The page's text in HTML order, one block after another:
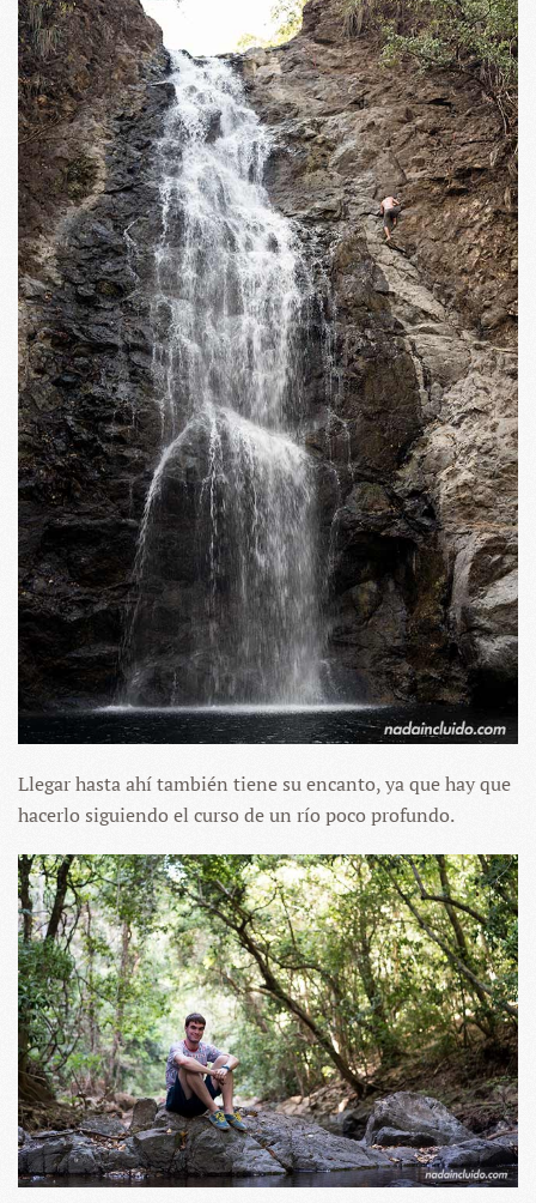
Llegar hasta ahí también tiene su encanto, ya que hay que
hacerlo siguiendo el curso de un río poco profundo.